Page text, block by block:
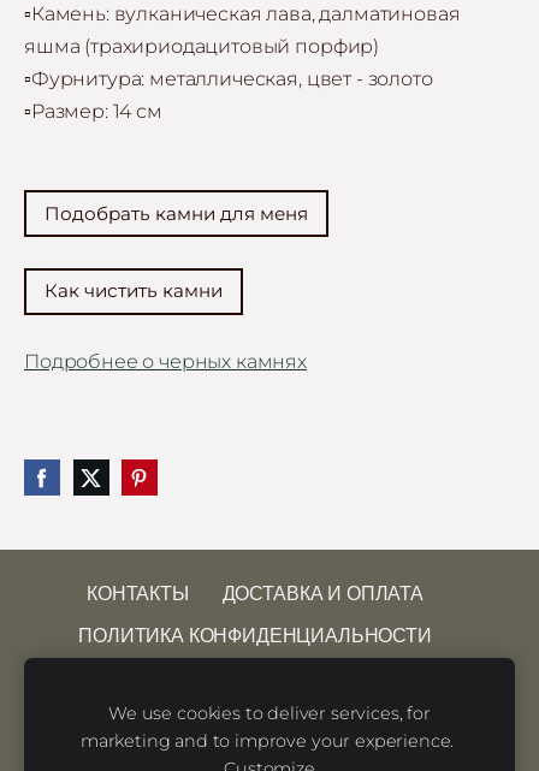
▫️Камень: вулканическая лава, далматиновая
яшма (трахириодацитовый порфир)
▫️Фурнитура: металлическая, цвет - золото
▫️Размер: 14 см
Подобрать камни для меня
Как чистить камни
Подробнее о черных камнях
КОНТАКТЫ ДОСТАВКА И ОПЛАТА
ПОЛИТИКА КОНФИДЕНЦИАЛЬНОСТИ
ПРАВО НА ОТКАЗ ФАЙЛЫ COOKIE
We use cookies to deliver services, for
marketing and to improve your experience.